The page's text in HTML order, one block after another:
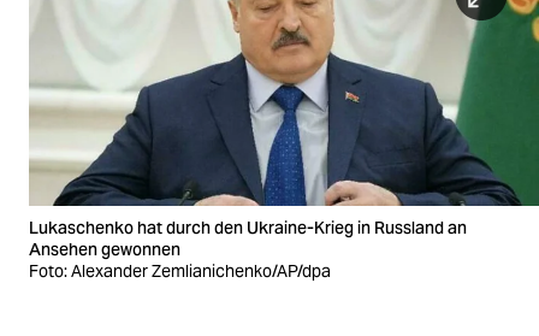
wahrheit
verlag
verlag
veranstaltungen
shop
Lukaschenko hat durch den Ukraine-Krieg in Russland an
Ansehen gewonnen
Foto: Alexander Zemlianichenko/AP/dpa